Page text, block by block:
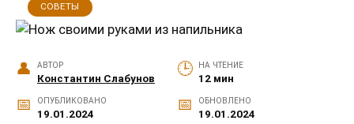
СОВЕТЫ
АВТОР
Константин Слабунов
НА ЧТЕНИЕ
12 мин
ОПУБЛИКОВАНО
19.01.2024
ОБНОВЛЕНО
19.01.2024